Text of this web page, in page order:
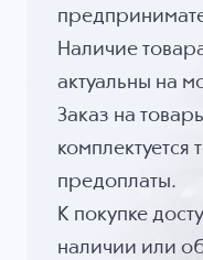
Наличие
актуальны на
Заказ на
комплектуется
предоплаты.
К покупке
наличии или